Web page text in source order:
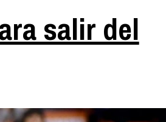
salir del